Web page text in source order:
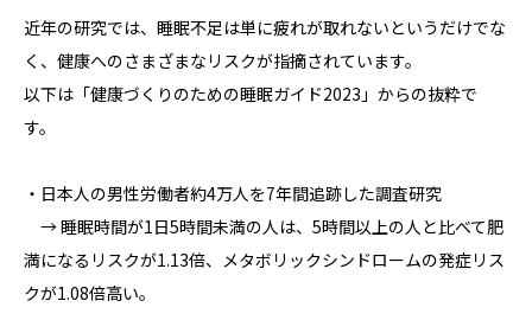
近年の研究では、睡眠不足は単に疲れが取れないというだけでな
く、健康へのさまざまなリスクが指摘されています。
以下は「健康づくりのための睡眠ガイド2023」からの抜粋で
す。
・日本人の男性労働者約4万人を7年間追跡した調査研究
→ 睡眠時間が1日5時間未満の人は、5時間以上の人と比べて肥
満になるリスクが1.13倍、メタボリックシンドロームの発症リス
クが1.08倍高い。